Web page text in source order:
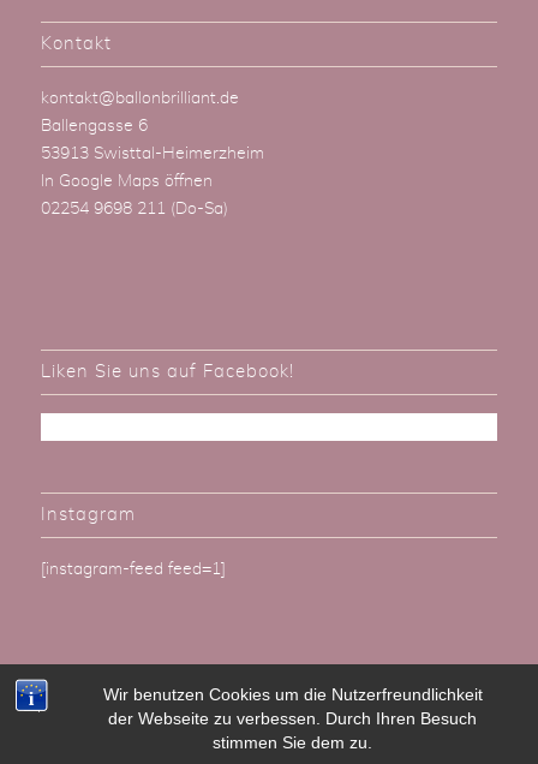
Wir benutzen Cookies um die Nutzerfreundlichkeit
der Webseite zu verbessen. Durch Ihren Besuch
stimmen Sie dem zu.
Kontakt
kontakt@ballonbrilliant.de
Ballengasse 6
53913 Swisttal-Heimerzheim
In Google Maps öffnen
02254 9698 211 (Do-Sa)
Liken Sie uns auf Facebook!
Instagram
[instagram-feed feed=1]
Alle Rechte vorbehalten. BallonBrilliant - Günter Hemgesberg e.K. 2022